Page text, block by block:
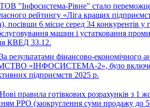
ТОВ "Інфосистема-Рівне" стало
рейтингу «Ліга кращих
посівши 6 місце серед 34 конкурентів у
машин і устатковання
КВЕД 33.12.
За результатами фінансово-економічного
«ІНФОСИСТЕМА-2», було
підприємств 2025 р.
Нові правила готівкових розрахунків з 1
РРО (заокруглення суми продажу до